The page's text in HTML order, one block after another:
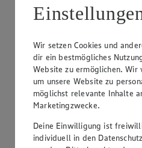
1 kg
Wir setzen Cookies und
dir ein bestmögliches
Website zu ermöglichen. Wir
um unsere Website zu
möglichst relevante Inhalte
Marketingzwecke.
Deine Einwilligung ist
individuell in den